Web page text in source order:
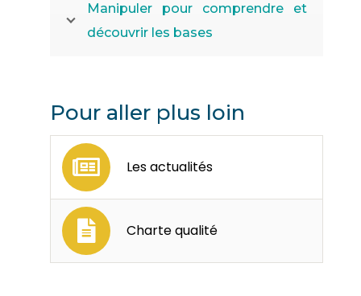
Manipuler pour comprendre et
découvrir les bases
Pour aller plus loin
Les actualités
Charte qualité